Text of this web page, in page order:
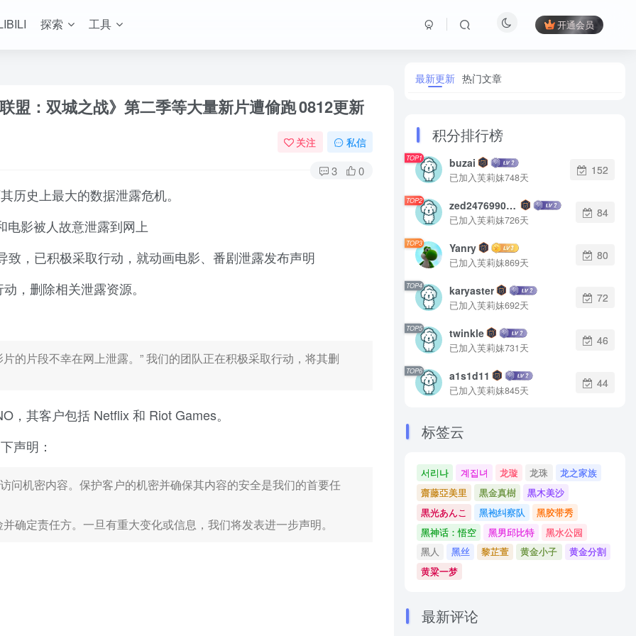
探索 工具 开通会员
盟：双城之战》第二季等大量新片遭偷跑0812更新
关注 私信
3 0
历史上最大的数据泄露危机。
电影被人故意泄露到网上
，已积极采取行动，就动画电影、番剧泄露发布声明
，删除相关泄露资源。
的片段不幸在网上泄露。” 我们的团队正在积极采取行动，将其删
其客户包括 Netflix 和 Riot Games。
声明：
问机密内容。保护客户的机密并确保其内容的安全是我们的首要任
确定责任方。一旦有重大变化或信息，我们将发表进一步声明。
最新更新 热门文章
积分排行榜
TOP1 buzai
已加入芙莉妹748天
152
TOP2 zed2476990542
已加入芙莉妹726天
84
TOP3 Yanry
已加入芙莉妹869天
80
TOP4 karyaster
已加入芙莉妹692天
72
TOP5 twinkle
已加入芙莉妹731天
46
TOP6 a1s1d11
已加入芙莉妹845天
44
标签云
서리나 계집녀 龙璇 龙珠
龙之家族
齋藤亞美里
黒金真樹
黒木美沙
黒光あんこ
黑袍纠察队
黑胶带秀
黑神话：悟空
黑男邱比特
黑水公园
黑人
黑丝 黎芷萱 黄金小子
黄金分割
黄粱一梦
最新评论